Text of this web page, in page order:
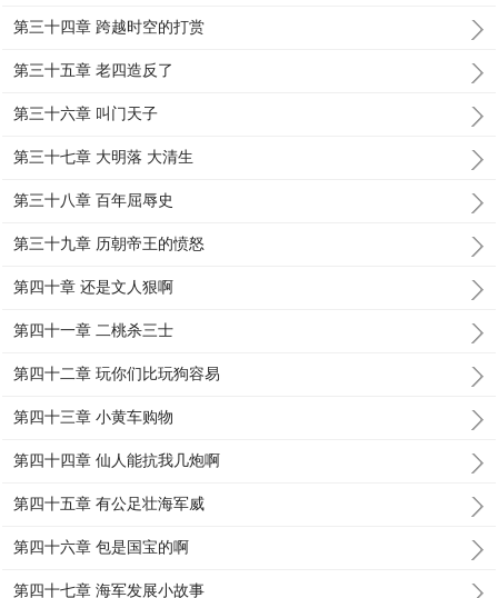
第三十四章 跨越时空的打赏
第三十五章 老四造反了
第三十六章 叫门天子
第三十七章 大明落 大清生
第三十八章 百年屈辱史
第三十九章 历朝帝王的愤怒
第四十章 还是文人狠啊
第四十一章 二桃杀三士
第四十二章 玩你们比玩狗容易
第四十三章 小黄车购物
第四十四章 仙人能抗我几炮啊
第四十五章 有公足壮海军威
第四十六章 包是国宝的啊
第四十七章 海军发展小故事